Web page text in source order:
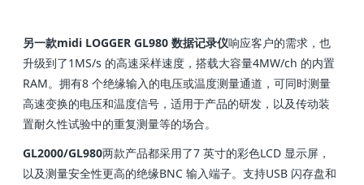
另一款midi LOGGER GL980 数据记录仪响应客户的需求，也
升级到了1MS/s 的高速采样速度，搭载大容量4MW/ch 的内置
RAM。拥有8 个绝缘输入的电压或温度测量通道，可同时测量
高速变换的电压和温度信号，适用于产品的研发，以及传动装
置耐久性试验中的重复测量等的场合。
GL2000/GL980两款产品都采用了7 英寸的彩色LCD 显示屏，
以及测量安全性更高的绝缘BNC 输入端子。支持USB 闪存盘和